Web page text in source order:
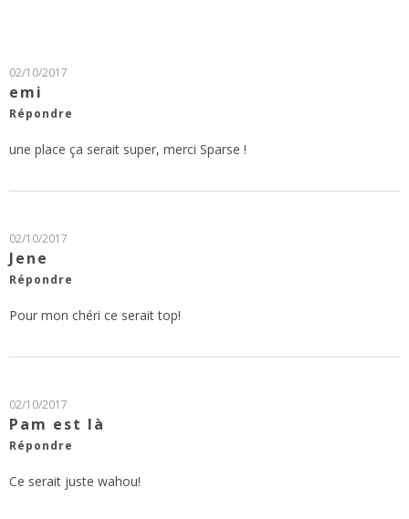
02/10/2017
emi
Répondre
une place ça serait super, merci Sparse !
02/10/2017
Jene
Répondre
Pour mon chéri ce serait top!
02/10/2017
Pam est là
Répondre
Ce serait juste wahou!